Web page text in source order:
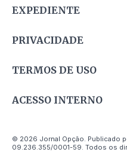
EXPEDIENTE
PRIVACIDADE
TERMOS DE USO
ACESSO INTERNO
© 2026 Jornal Opção. Publicado
09.236.355/0001-59. Todos os